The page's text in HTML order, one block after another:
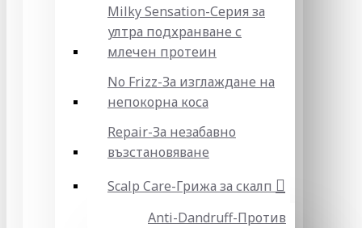
Milky Sensation-Серия за
ултра подхранване с
млечен протеин
No Frizz-За изглаждане на
непокорна коса
Repair-За незабавно
възстановяване
Scalp Care-Грижа за скалп
Anti-Dandruff-Против